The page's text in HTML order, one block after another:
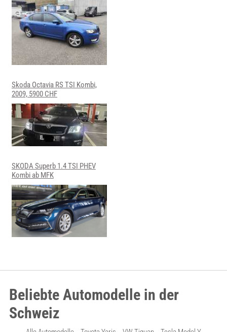
Skoda Octavia RS TSI Kombi,
2009, 5900 CHF
SKODA Superb 1.4 TSI PHEV
Kombi ab MFK
Beliebte Automodelle in der
Schweiz